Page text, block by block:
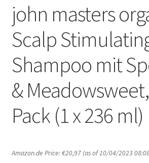
john masters
Scalp
Shampoo mit
&
Pack (1 x 236 ml)
Amazon.de Price:€20,97(as of 10/04/2023